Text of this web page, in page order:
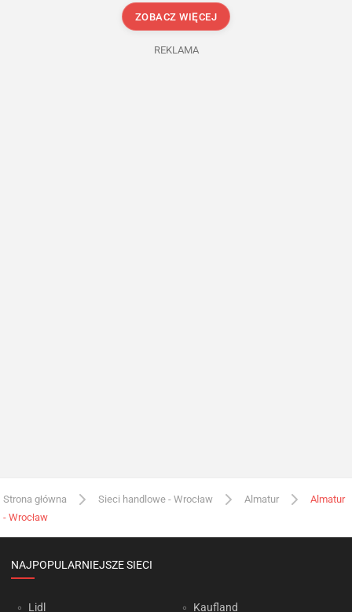
ZOBACZ WIĘCEJ
REKLAMA
Strona główna Sieci handlowe - Wrocław Almatur
Almatur
- Wrocław
NAJPOPULARNIEJSZE SIECI
Lidl Kaufland